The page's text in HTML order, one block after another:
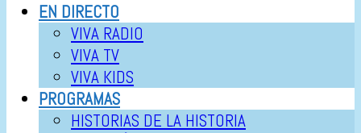
EN DIRECTO
VIVA RADIO
VIVA TV
VIVA KIDS
PROGRAMAS
HISTORIAS DE LA HISTORIA